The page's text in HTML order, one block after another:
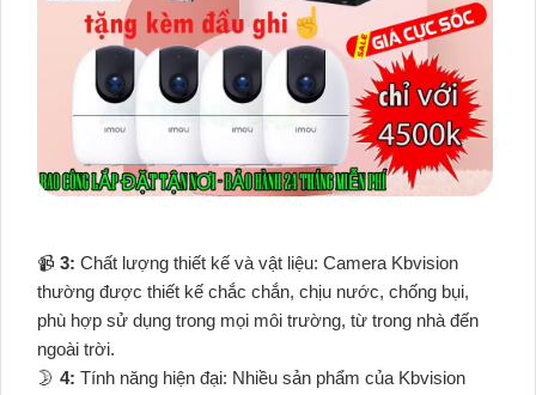
📹 3: Chất lượng thiết kế và vật liệu: Camera Kbvision
thường được thiết kế chắc chắn, chịu nước, chống bụi,
phù hợp sử dụng trong mọi môi trường, từ trong nhà đến
ngoài trời.
🌛 4: Tính năng hiện đại: Nhiều sản phẩm của Kbvision